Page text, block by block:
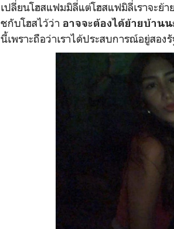
เปลี่ยนโฮสแฟมมิลี่แต่โฮสแฟมิลี่เราจะย้
ชกับโฮสไว้ว่า อาจจะต้องได้ย้ายบ้าน
นี้เพราะถือว่าเราได้ประสบการณ์อยู่สอ